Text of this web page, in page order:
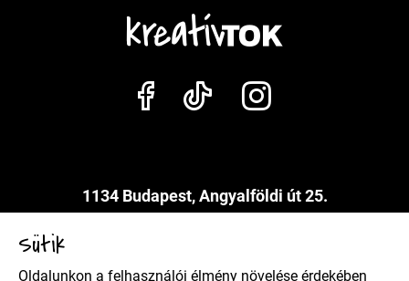
1134 Budapest, Angyalföldi út 25.
Sütik
Oldalunkon a felhasználói élmény növelése érdekében